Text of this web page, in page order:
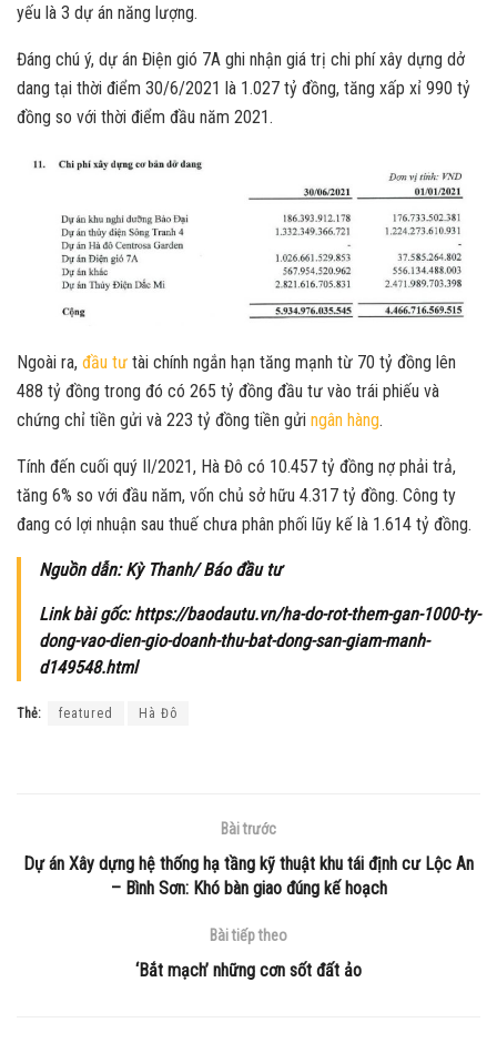
yếu là 3 dự án năng lượng.
Đáng chú ý, dự án Điện gió 7A ghi nhận giá trị chi phí xây dựng dở
dang tại thời điểm 30/6/2021 là 1.027 tỷ đồng, tăng xấp xỉ 990 tỷ
đồng so với thời điểm đầu năm 2021.
Ngoài ra, đầu tư tài chính ngắn hạn tăng mạnh từ 70 tỷ đồng lên
488 tỷ đồng trong đó có 265 tỷ đồng đầu tư vào trái phiếu và
chứng chỉ tiền gửi và 223 tỷ đồng tiền gửi ngân hàng.
Tính đến cuối quý II/2021, Hà Đô có 10.457 tỷ đồng nợ phải trả,
tăng 6% so với đầu năm, vốn chủ sở hữu 4.317 tỷ đồng. Công ty
đang có lợi nhuận sau thuế chưa phân phối lũy kế là 1.614 tỷ đồng.
Nguồn dẫn: Kỳ Thanh/ Báo đầu tư
Link bài gốc: https://baodautu.vn/ha-do-rot-them-gan-1000-ty-
dong-vao-dien-gio-doanh-thu-bat-dong-san-giam-manh-
d149548.html
Thẻ: featured Hà Đô
Bài trước
Dự án Xây dựng hệ thống hạ tầng kỹ thuật khu tái định cư Lộc An
– Bình Sơn: Khó bàn giao đúng kế hoạch
Bài tiếp theo
‘Bắt mạch’ những cơn sốt đất ảo